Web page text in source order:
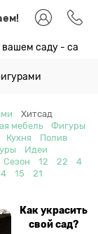
саду -
Хитсад
мебель
Фигуры
Кухня
Полив
Идеи
Сезон 12 22
4
15 21
Как украсить
свой сад?